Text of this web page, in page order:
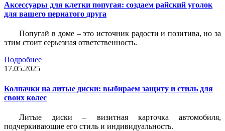
Аксессуары для клетки попугая: создаем райский уголок
для вашего пернатого друга
Попугай в доме – это источник радости и позитива, но за
этим стоит серьезная ответственность.
Подробнее
17.05.2025
Колпачки на литые диски: выбираем защиту и стиль для
своих колес
Литые диски – визитная карточка автомобиля,
подчеркивающие его стиль и индивидуальность.